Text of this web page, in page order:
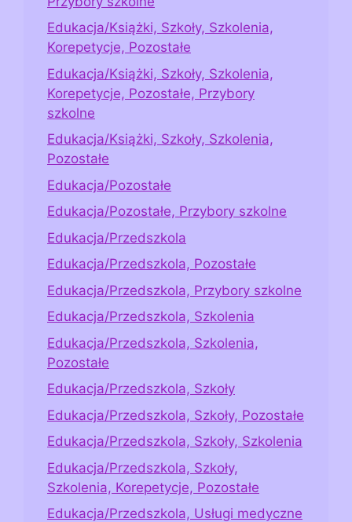
Edukacja/Książki, Szkoły, Szkolenia,
Korepetycje, Pozostałe
Edukacja/Książki, Szkoły, Szkolenia,
Korepetycje, Pozostałe, Przybory
szkolne
Edukacja/Książki, Szkoły, Szkolenia,
Pozostałe
Edukacja/Pozostałe
Edukacja/Pozostałe, Przybory szkolne
Edukacja/Przedszkola
Edukacja/Przedszkola, Pozostałe
Edukacja/Przedszkola, Przybory szkolne
Edukacja/Przedszkola, Szkolenia
Edukacja/Przedszkola, Szkolenia,
Pozostałe
Edukacja/Przedszkola, Szkoły
Edukacja/Przedszkola, Szkoły, Pozostałe
Edukacja/Przedszkola, Szkoły, Szkolenia
Edukacja/Przedszkola, Szkoły,
Szkolenia, Korepetycje, Pozostałe
Edukacja/Przedszkola, Usługi medyczne